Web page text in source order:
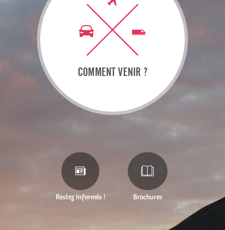
COMMENT VENIR ?
Restez Informés ! Brochures